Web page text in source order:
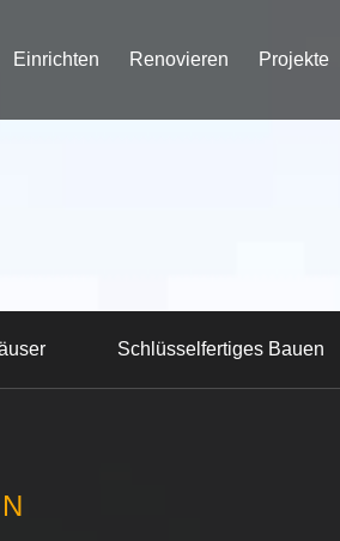
Einrichten Renovieren Projekte
Schlüsselfertiges Bauen